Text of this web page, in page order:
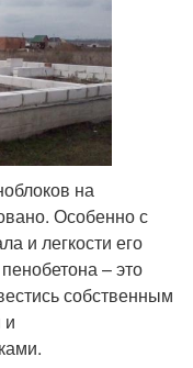
на
Особенно с
и легкости его
– это
собственным
и